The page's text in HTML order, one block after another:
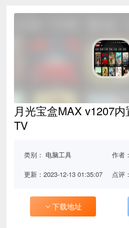
月光宝盒MAX v1207
TV
类别： 电脑工具 作者
更新：2023-12-13 01:35:07 点评
下载地址